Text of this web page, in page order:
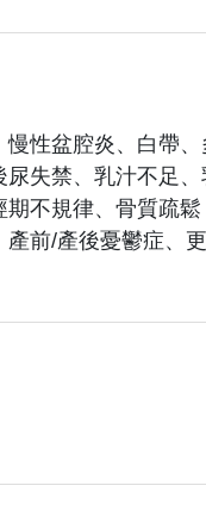
性盆腔炎、白帶
失禁、乳汁不足
不規律、骨質疏鬆
前/產後憂鬱症、